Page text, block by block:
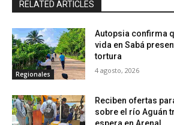
RELATED ARTICLES
Regionales
Autopsia confirma
vida en Sabá
tortura
4 agosto, 2026
Reciben ofertas
sobre el río Aguán